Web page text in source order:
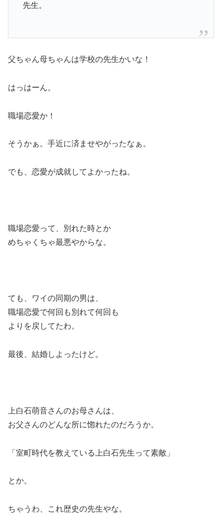
先生。
父ちゃん母ちゃんは学校の先生かいな！
はっはーん。
職場恋愛か！
そうかぁ。手近に済ませやがったなぁ。
でも、恋愛が成就してよかったね。
職場恋愛って、別れた時とか
めちゃくちゃ最悪やからな。
ても、ワイの同期の男は、
職場恋愛で何回も別れて何回も
よりを戻してたわ。
最後、結婚しよったけど。
上白石萌音さんのお母さんは、
お父さんのどんな所に惚れたのだろうか。
「室町時代を教えている上白石先生って素敵」
とか。
ちゃうわ、これ歴史の先生やな。